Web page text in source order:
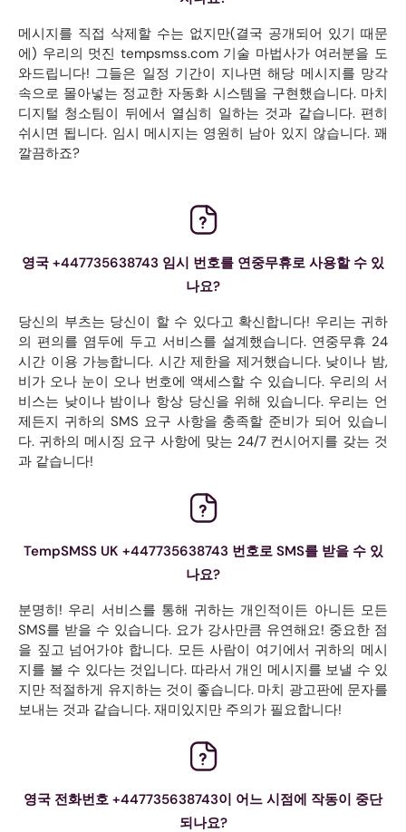
메시지를 직접 삭제할 수는 없지만(결국 공개되어 있기 때문
에) 우리의 멋진 tempsmss.com 기술 마법사가 여러분을 도
와드립니다! 그들은 일정 기간이 지나면 해당 메시지를 망각
속으로 몰아넣는 정교한 자동화 시스템을 구현했습니다. 마치
디지털 청소팀이 뒤에서 열심히 일하는 것과 같습니다. 편히
쉬시면 됩니다. 임시 메시지는 영원히 남아 있지 않습니다. 꽤
깔끔하죠?
영국 +447735638743 임시 번호를 연중무휴로 사용할 수 있
나요?
당신의 부츠는 당신이 할 수 있다고 확신합니다! 우리는 귀하
의 편의를 염두에 두고 서비스를 설계했습니다. 연중무휴 24
시간 이용 가능합니다. 시간 제한을 제거했습니다. 낮이나 밤,
비가 오나 눈이 오나 번호에 액세스할 수 있습니다. 우리의 서
비스는 낮이나 밤이나 항상 당신을 위해 있습니다. 우리는 언
제든지 귀하의 SMS 요구 사항을 충족할 준비가 되어 있습니
다. 귀하의 메시징 요구 사항에 맞는 24/7 컨시어지를 갖는 것
과 같습니다!
TempSMSS UK +447735638743 번호로 SMS를 받을 수 있
나요?
분명히! 우리 서비스를 통해 귀하는 개인적이든 아니든 모든
SMS를 받을 수 있습니다. 요가 강사만큼 유연해요! 중요한 점
을 짚고 넘어가야 합니다. 모든 사람이 여기에서 귀하의 메시
지를 볼 수 있다는 것입니다. 따라서 개인 메시지를 보낼 수 있
지만 적절하게 유지하는 것이 좋습니다. 마치 광고판에 문자를
보내는 것과 같습니다. 재미있지만 주의가 필요합니다!
영국 전화번호 +447735638743이 어느 시점에 작동이 중단
되나요?